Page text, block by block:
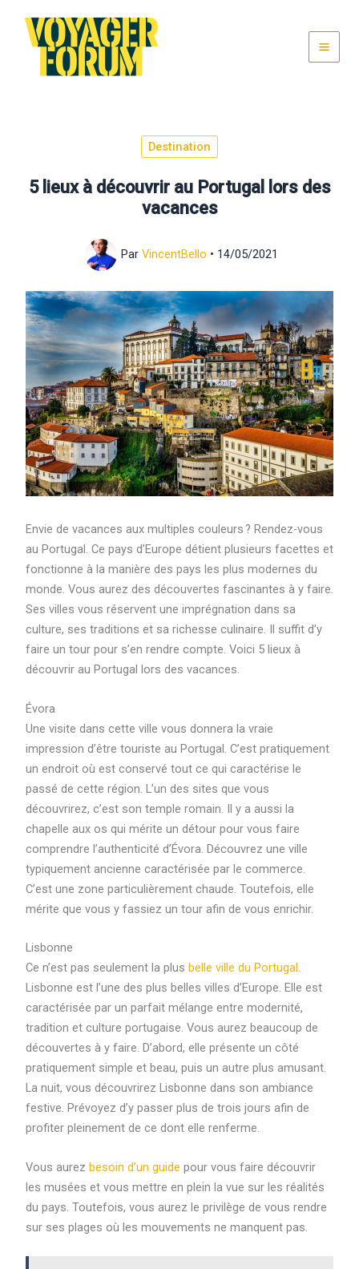
contenu
Destination
5 lieux à découvrir au Portugal lors des
vacances
Par VincentBello • 14/05/2021
Envie de vacances aux multiples couleurs ? Rendez-vous
au Portugal. Ce pays d’Europe détient plusieurs facettes et
fonctionne à la manière des pays les plus modernes du
monde. Vous aurez des découvertes fascinantes à y faire.
Ses villes vous réservent une imprégnation dans sa
culture, ses traditions et sa richesse culinaire. Il suffit d’y
faire un tour pour s’en rendre compte. Voici 5 lieux à
découvrir au Portugal lors des vacances.
Évora
Une visite dans cette ville vous donnera la vraie
impression d’être touriste au Portugal. C’est pratiquement
un endroit où est conservé tout ce qui caractérise le
passé de cette région. L’un des sites que vous
découvrirez, c’est son temple romain. Il y a aussi la
chapelle aux os qui mérite un détour pour vous faire
comprendre l’authenticité d’Évora. Découvrez une ville
typiquement ancienne caractérisée par le commerce.
C’est une zone particulièrement chaude. Toutefois, elle
mérite que vous y fassiez un tour afin de vous enrichir.
Lisbonne
Ce n’est pas seulement la plus belle ville du Portugal.
Lisbonne est l’une des plus belles villes d’Europe. Elle est
caractérisée par un parfait mélange entre modernité,
tradition et culture portugaise. Vous aurez beaucoup de
découvertes à y faire. D’abord, elle présente un côté
pratiquement simple et beau, puis un autre plus amusant.
La nuit, vous découvrirez Lisbonne dans son ambiance
festive. Prévoyez d’y passer plus de trois jours afin de
profiter pleinement de ce dont elle renferme.
Vous aurez besoin d’un guide pour vous faire découvrir
les musées et vous mettre en plein la vue sur les réalités
du pays. Toutefois, vous aurez le privilège de vous rendre
sur ses plages où les mouvements ne manquent pas.